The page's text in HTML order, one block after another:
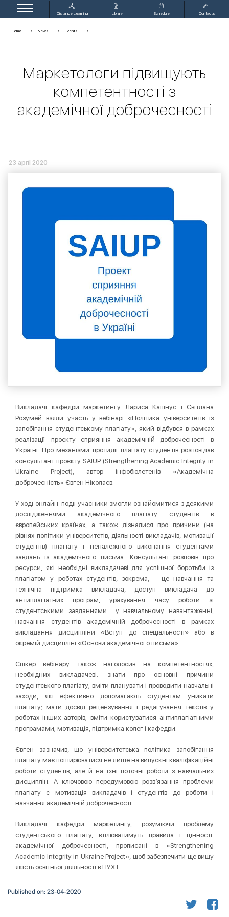
Distance Learning Library Schedule Contacts
Home News Events
Маркетологи підвищують
компетентності з
академічної доброчесності
23 april 2020
Викладачі кафедри маркетингу Лариса Капінус і Світлана
Розумей взяли участь у вебінарі «Політика університетів із
запобігання студентському плагіату», який відбувся в рамках
реалізації проєкту сприяння академічній доброчесності в
Україні. Про механізми протидії плагіату студентів розповідав
консультант проєкту SAIUP (Strengthening Academic Integrity in
Ukraine Project), автор інфобюлетенів «Академічна
доброчесність» Євген Ніколаєв.
У ході онлайн-події учасники змогли ознайомитися з деякими
дослідженнями академічного плагіату студентів в
європейських країнах, а також дізналися про причини (на
рівнях політики університетів, діяльності викладачів, мотивації
студентів) плагіату і неналежного виконання студентами
завдань із академічного письма. Консультант розповів про
ресурси, які необхідні викладачеві для успішної боротьби із
плагіатом у роботах студентів, зокрема, – це навчання та
технічна підтримка викладача, доступ викладача до
антиплагіатних програм, урахування часу роботи зі
студентськими завданнями у навчальному навантаженні,
навчання студентів академічній доброчесності в рамках
викладання дисципліни «Вступ до спеціальності» або в
окремій дисципліні «Основи академічного письма».
Спікер вебінару також наголосив на компетентностях,
необхідних викладачеві: знати про основні причини
студентського плагіату; вміти планувати і проводити навчальні
заходи, які ефективно допомагають студентам уникати
плагіату; мати досвід рецензування і редагування текстів у
роботах інших авторів; вміти користуватися антиплагіатними
програмами; мотивація, підтримка колег і кафедри.
Євген зазначив, що університетська політика запобігання
плагіату має поширюватися не лише на випускні кваліфікаційні
роботи студентів, але й на їхні поточні роботи з навчальних
дисциплін. А ключовою передумовою розв’язання проблеми
плагіату є мотивація викладачів і студентів до роботи і
навчання академічній доброчесності.
Викладачі кафедри маркетингу, розуміючи проблему
студентського плагіату, втілюватимуть правила і цінності
академічної доброчесності, прописані в «Strengthening
Academic Integrity in Ukraine Project», щоб забезпечити ще вищу
якість освітньої діяльності в НУХТ.
Published on: 23-04-2020